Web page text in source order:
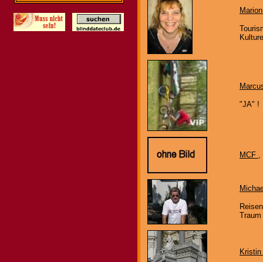
"JA" !
MCF ,
Kristin